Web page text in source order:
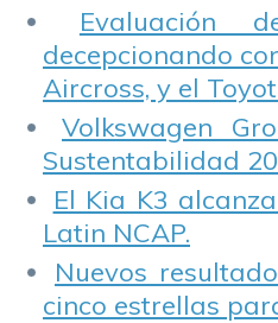
Evaluación
decepcionando
Aircross, y el
Volkswagen
Sustentabilidad
El Kia K3
Latin NCAP.
Nuevos
cinco estrellas